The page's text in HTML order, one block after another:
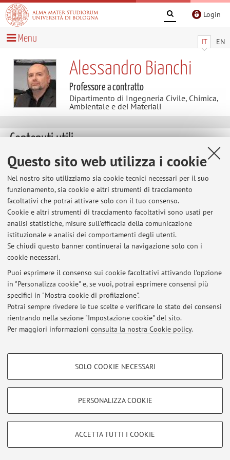
Questo sito web utilizza i cookie
Nel nostro sito utilizziamo sia cookie tecnici necessari per il suo
funzionamento, sia cookie e altri strumenti di tracciamento
facoltativi che potrai attivare solo con il tuo consenso.
Cookie e altri strumenti di tracciamento facoltativi sono usati per
analisi statistiche, misure sull'efficacia della comunicazione
istituzionale e analisi dei comportamenti degli utenti.
Se chiudi questo banner continuerai la navigazione solo con i
cookie necessari.
Puoi esprimere il consenso sui cookie facoltativi attivando l'opzione
in "Personalizza cookie" e, se vuoi, potrai esprimere consensi più
specifici in "Mostra cookie di profilazione".
Potrai sempre rivedere le tue scelte e verificare lo stato dei consensi
rientrando nella sezione "Impostazione cookie" del sito.
Per maggiori informazioni consulta la nostra Cookie policy.
COOKIE DI PROFILAZIONE - FACOLTATIVI
COOKIE TECNICI - NECESSARI
Si tratta di cookie tecnici utilizzati, a titolo esemplificativo, per il corretto
SOLO COOKIE NECESSARI
PERSONALIZZA COOKIE
ACCETTA TUTTI I COOKIE
Login
IT EN
Menu
Alessandro Bianchi
Professore a contratto
Dipartimento di Ingegneria Civile, Chimica,
Ambientale e dei Materiali
Contenuti utili
CONTENTS OF THE LESSONS
AIM Economic aspect of technologies related to energy
industries will be a main focus of the discussion in the
laboratory. Technology is than a key element in making
possible the increase of traditional energy sources, in a
better exploitation of existing reserves of natural gas, oil
and coal or in ...
Ultimi avvisi
Al momento non sono presenti avvisi.
Area riservata
Accedi tramiteloginper gestire tutti i contenuti del sito.
Zamboni, 33 - 40126 Bologna - Partita IVA: 01131710376
Privacy|Note legali|Impostazioni Cookie